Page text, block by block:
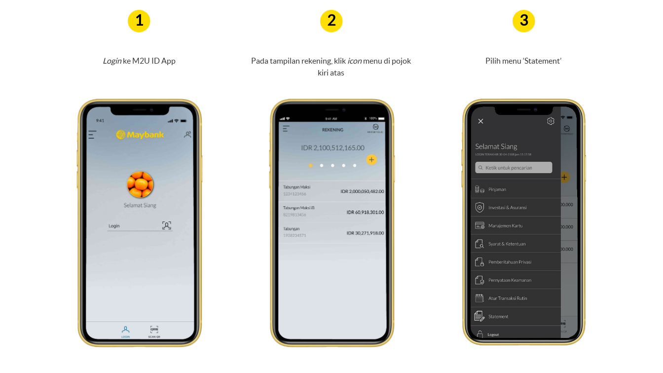
1
Loginke M2U ID App
2
Pada tampilan rekening, klik iconmenu di pojok
kiri atas
3
Pilih menu ‘Statement’